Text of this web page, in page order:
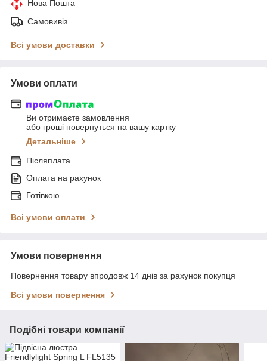
Нова Пошта
Самовивіз
Всі умови доставки
Умови оплати
Ви отримаєте замовлення
або гроші повернуться на вашу картку
Детальніше
Післяплата
Оплата на рахунок
Готівкою
Всі умови оплати
Умови повернення
Повернення товару впродовж 14 днів за рахунок покупця
Всі умови повернення
Подібні товари компанії